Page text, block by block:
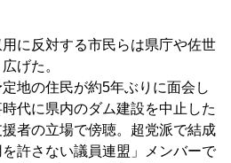
に反対する市民らは県庁や佐世
げた。
地の住民が約5年ぶりに面会し
代に県内のダム建設を中止した
者の立場で傍聴。超党派で結成
許さない議員連盟」メンバーで